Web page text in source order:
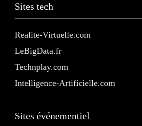
Sites tech
Realite-Virtuelle.com
LeBigData.fr
Technplay.com
Intelligence-Artificielle.com
Sites événementiel